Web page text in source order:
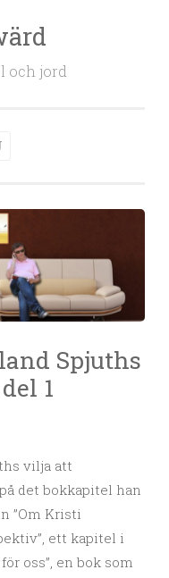
och jord
Spjuths
1
vilja att
det bokkapitel han
”Om Kristi
ett kapitel i
oss”, en bok som